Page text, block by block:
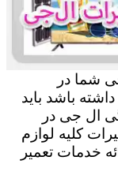
شما در
باشد باید
ال جی در
کلیه لوازم
خدمات تعمیر